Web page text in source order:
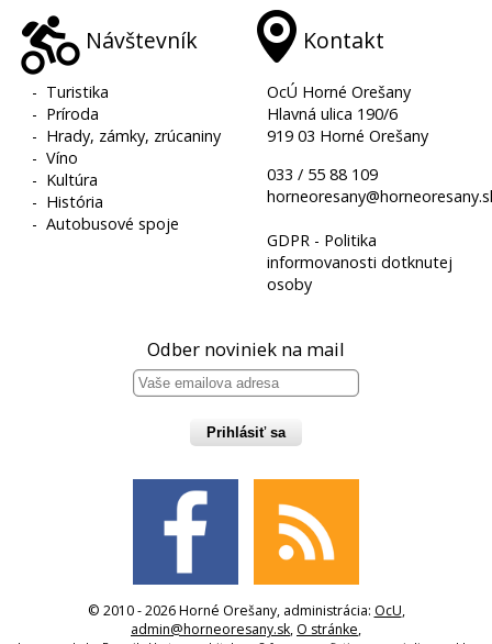
Návštevník
- Turistika
- Príroda
- Hrady, zámky, zrúcaniny
-Víno
- Kultúra
- História
-Autobusové spoje
Kontakt
OcÚ Horné Orešany
Hlavná ulica 190/6
919 03 Horné Orešany
033 / 55 88 109
GDPR - Politika
informovanosti dotknutej
osoby
Odber noviniek na mail
Prihlásiť sa
© 2010 - 2026 Horné Orešany, administrácia: OcU,
admin@horneoresany.sk, O stránke,